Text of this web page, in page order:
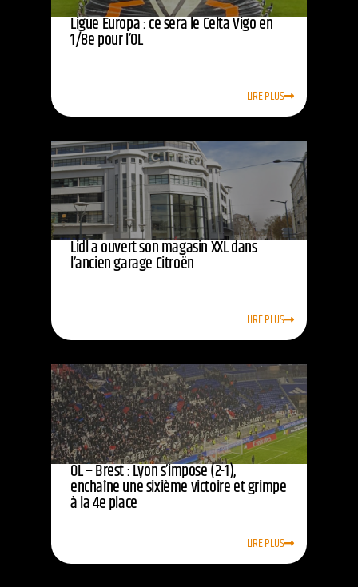
Ligue Europa : ce sera le Celta Vigo en
1/8e pour l’OL
LIRE PLUS
Lidl a ouvert son magasin XXL dans
l’ancien garage Citroën
LIRE PLUS
OL – Brest : Lyon s’impose (2-1),
enchaîne une sixième victoire et grimpe
à la 4e place
LIRE PLUS